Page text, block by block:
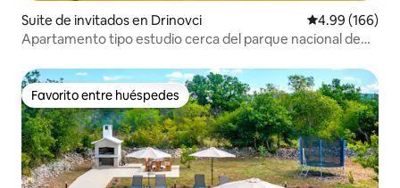
Suite de invitados en Drinovci Calificación
4.99 (166)
Apartamento tipo estudio cerca del parque nacional de
Favorito entre huéspedes
Favorito entre huéspedes